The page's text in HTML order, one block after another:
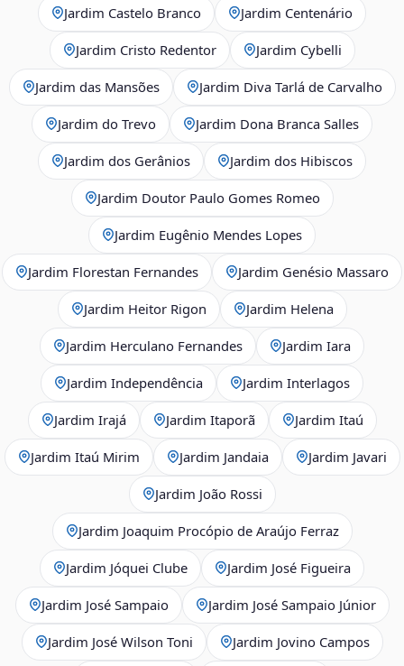
Jardim Castelo Branco Jardim Centenário
Jardim Cristo Redentor Jardim Cybelli
Jardim das Mansões Jardim Diva Tarlá de Carvalho
Jardim do Trevo Jardim Dona Branca Salles
Jardim dos Gerânios Jardim dos Hibiscos
Jardim Doutor Paulo Gomes Romeo
Jardim Eugênio Mendes Lopes
Jardim Florestan Fernandes Jardim Genésio Massaro
Jardim Heitor Rigon Jardim Helena
Jardim Herculano Fernandes Jardim Iara
Jardim Independência Jardim Interlagos
Jardim Irajá Jardim Itaporã Jardim Itaú
Jardim Itaú Mirim Jardim Jandaia Jardim Javari
Jardim João Rossi
Jardim Joaquim Procópio de Araújo Ferraz
Jardim Jóquei Clube Jardim José Figueira
Jardim José Sampaio Jardim José Sampaio Júnior
Jardim José Wilson Toni Jardim Jovino Campos